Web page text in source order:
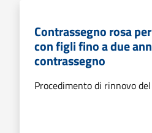
Contrassegno rosa
con figli fino a due
contrassegno
Procedimento di rinnovo